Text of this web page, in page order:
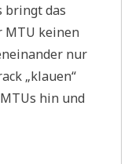
bringt das
MTU keinen
nur
„klauen“
hin und